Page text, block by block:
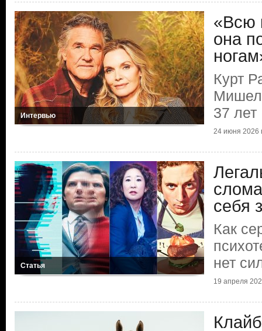
Интервью
«Всю
она
Курт
37 лет
24 июня 2026
Статья
себя
Как
нет
19 апреля